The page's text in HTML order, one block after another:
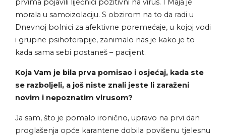
prvima pojavili liječnici pozitivni na virus. I Maja je
morala u samoizolaciju. S obzirom na to da radi u
Dnevnoj bolnici za afektivne poremećaje, u kojoj vodi
i grupne psihoterapije, zanimalo nas je kako je to
kada sama sebi postaneš – pacijent.
Koja Vam je bila prva pomisao i osjećaj, kada ste
se razboljeli, a još niste znali jeste li zaraženi
novim i nepoznatim virusom?
Ja sam, što je pomalo ironično, upravo na prvi dan
proglašenja opće karantene dobila povišenu tjelesnu